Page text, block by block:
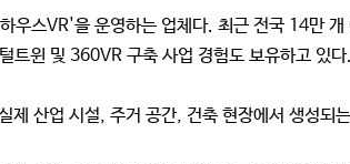
스VR'을 운영하는 업체다. 최근 전국 14만
트윈 및 360VR 구축 사업 경험도 보유하고 있다.
산업 시설, 주거 공간, 건축 현장에서 생성되